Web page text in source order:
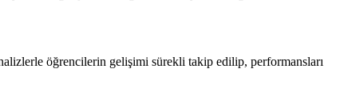
öğrencilerin gelişimi sürekli takip edilip, performansları